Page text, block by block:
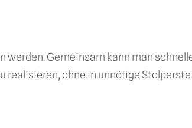
werden. Gemeinsam kann man
ohne in unnötige